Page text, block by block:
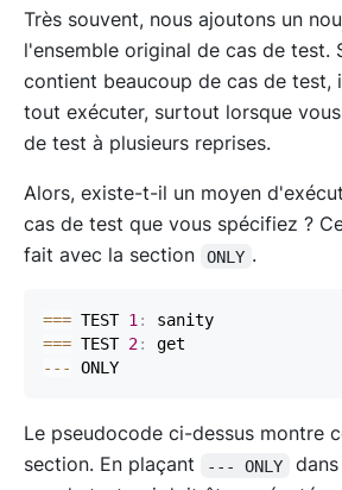
Très souvent, nous ajoutons un
l'ensemble original de cas de test.
contient beaucoup de cas de test,
tout exécuter, surtout lorsque
de test à plusieurs reprises.
Alors, existe-t-il un moyen
cas de test que vous spécifiez ?
fait avec la section
ONLY .
=== TEST 1:
=== TEST 2:
-- -
Le pseudocode ci-dessus montre
section. En plaçant
--- ONLY